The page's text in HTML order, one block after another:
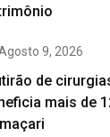
9, 2026
de
mais de